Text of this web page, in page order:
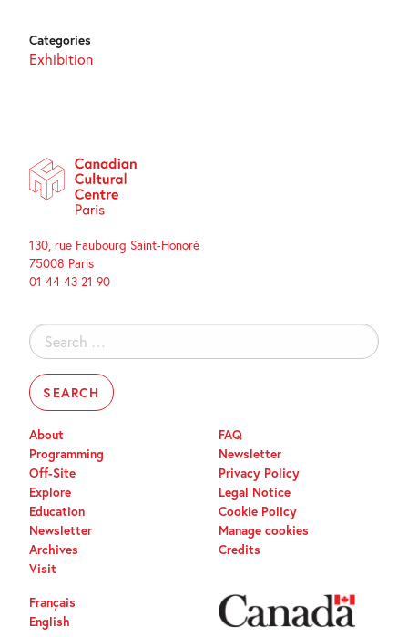
Categories
Exhibition
130, rue Faubourg Saint-Honoré
75008 Paris
01 44 43 21 90
Search
for:
About
Programming
Off-Site
Explore
Education
Newsletter
Archives
Visit
FAQ
Newsletter
Privacy Policy
Legal Notice
Cookie Policy
Manage cookies
Credits
Français
English